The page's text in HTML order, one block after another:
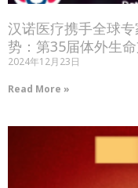
汉诺医疗携手全球
势：第35届体外生
2024年12月23日
Read More »